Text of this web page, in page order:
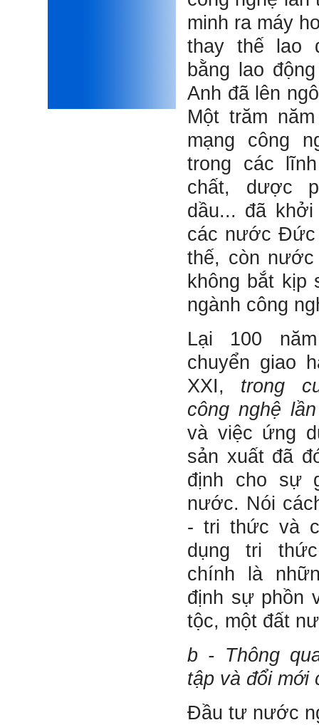
minh ra máy
thay thế lao
bằng lao
Anh đã lên
Một trăm
mạng công
trong các
chất, dược
dầu... đã
các nước Đức
thế, còn
không bắt kịp
ngành công
Lại 100
chuyển giao
XXI, trong
công nghệ
và việc ứng
sản xuất đã
định cho sự
nước. Nói
- tri thức và
dụng tri
chính là
định sự phồn
tộc, một đất
b - Thông
tập và đổi mới
Đầu tư nước